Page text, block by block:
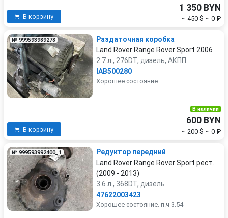
В корзину
1 350 BYN
~ 450 $ ~ 0 ₽
№ 999593989278
Раздаточная коробка
Land Rover Range Rover Sport 2006
2.7 л., 276DT, дизель, АКПП
IAB500280
Хорошее состояние
В корзину
В наличии
600 BYN
~ 200 $ ~ 0 ₽
№ 999593992400_1
Редуктор передний
Land Rover Range Rover Sport рест.
(2009 - 2013)
3.6 л., 368DT, дизель
47622003423
Хорошее состояние. п.ч 3.54